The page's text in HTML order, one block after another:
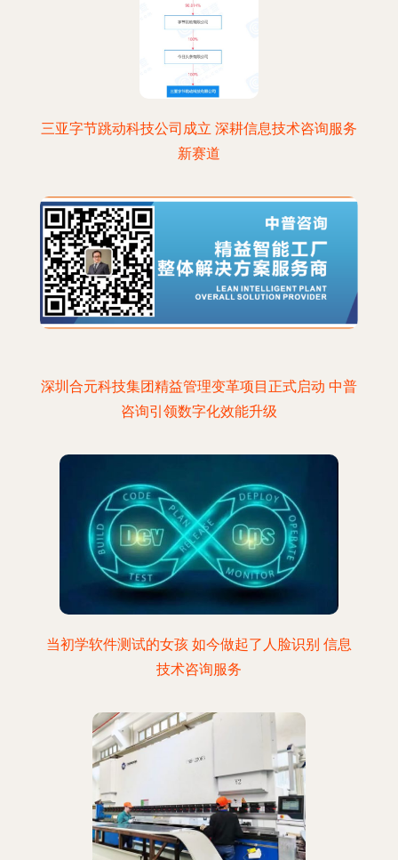
三亚字节跳动科技公司成立 深耕信息技术咨询服务
新赛道
深圳合元科技集团精益管理变革项目正式启动 中普
咨询引领数字化效能升级
当初学软件测试的女孩 如今做起了人脸识别 信息
技术咨询服务